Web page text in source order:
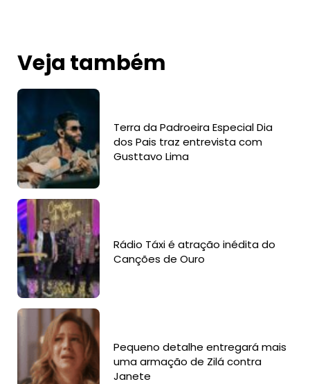
Veja também
Terra da Padroeira Especial Dia
dos Pais traz entrevista com
Gusttavo Lima
Rádio Táxi é atração inédita do
Canções de Ouro
Pequeno detalhe entregará mais
uma armação de Zilá contra
Janete